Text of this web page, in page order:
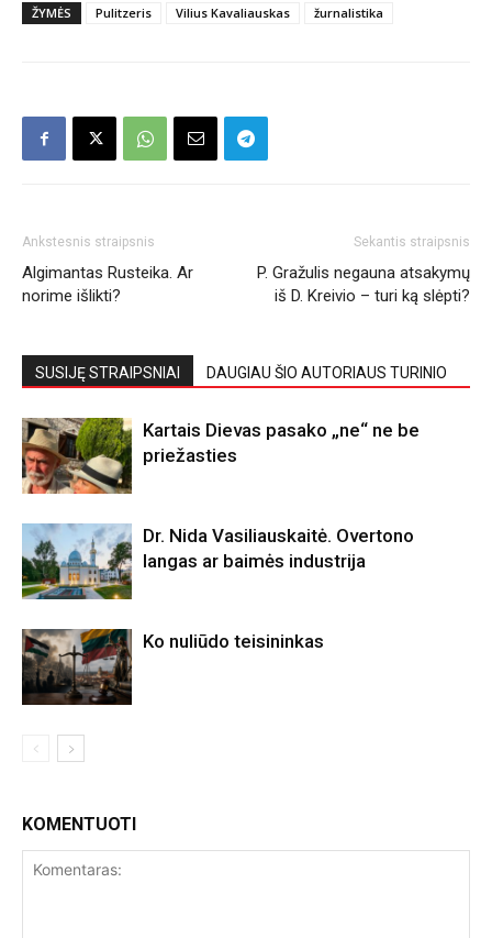
ŽYMĖS Pulitzeris Vilius Kavaliauskas žurnalistika
Ankstesnis straipsnis
Algimantas Rusteika. Ar
norime išlikti?
Sekantis straipsnis
P. Gražulis negauna atsakymų
iš D. Kreivio – turi ką slėpti?
SUSIJĘ STRAIPSNIAI DAUGIAU ŠIO AUTORIAUS TURINIO
Kartais Dievas pasako „ne“ ne be
priežasties
Dr. Nida Vasiliauskaitė. Overtono
langas ar baimės industrija
Ko nuliūdo teisininkas
KOMENTUOTI